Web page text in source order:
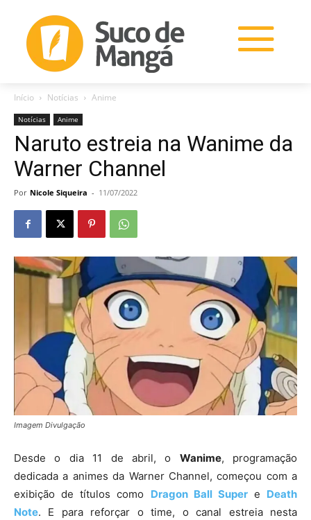
Início Notícias Anime
Notícias Anime
Naruto estreia na Wanime da
Warner Channel
Por Nicole Siqueira - 11/07/2022
Imagem Divulgação
Desde o dia 11 de abril, o Wanime, programação
dedicada a animes da Warner Channel, começou com a
exibição de títulos como Dragon Ball Supere Death
Note. E para reforçar o time, o canal estreia nesta